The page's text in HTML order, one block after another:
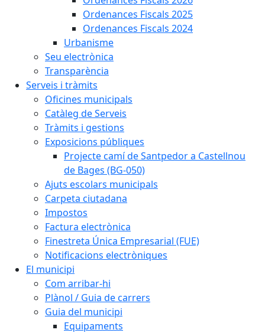
Ordenances Fiscals 2025
Ordenances Fiscals 2024
Urbanisme
Seu electrònica
Transparència
Serveis i tràmits
Oficines municipals
Catàleg de Serveis
Tràmits i gestions
Exposicions públiques
Projecte camí de Santpedor a Castellnou
de Bages (BG-050)
Ajuts escolars municipals
Carpeta ciutadana
Impostos
Factura electrònica
Finestreta Única Empresarial (FUE)
Notificacions electròniques
El municipi
Com arribar-hi
Plànol / Guia de carrers
Guia del municipi
Equipaments